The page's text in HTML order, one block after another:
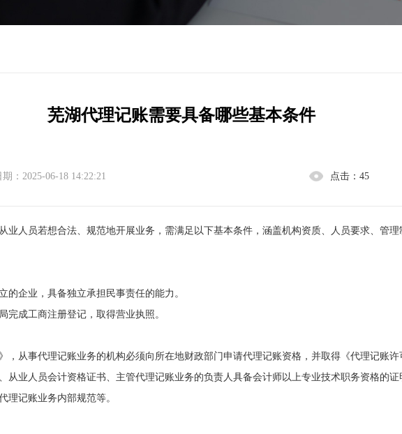
芜湖代理记账需要具备哪些基本条件
：2025-06-18 14:22:21 点击： 45
业人员若想合法、规范地开展业务，需满足以下基本条件，涵盖机构资质、人员要求、管理
的企业，具备独立承担民事责任的能力。
完成工商注册登记，取得营业执照。
，从事代理记账业务的机构必须向所在地财政部门申请代理记账资格，并取得《代理记账许
从业人员会计资格证书、主管代理记账业务的负责人具备会计师以上专业技术职务资格的
理记账业务内部规范等。